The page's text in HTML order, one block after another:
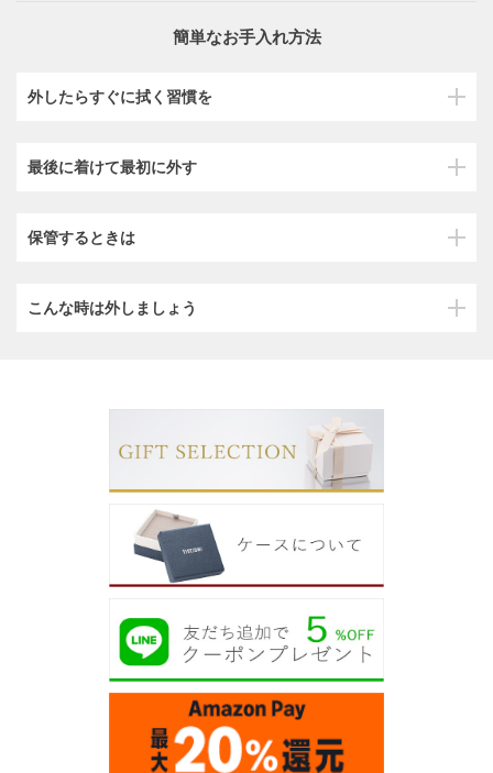
簡単なお手入れ方法
外したらすぐに拭く習慣を
最後に着けて最初に外す
保管するときは
こんな時は外しましょう